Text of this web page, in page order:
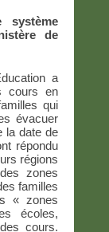
de
a
cours en
qui
évacuer
la date de
répondu
régions
zones
familles
« zones
écoles,
cours.